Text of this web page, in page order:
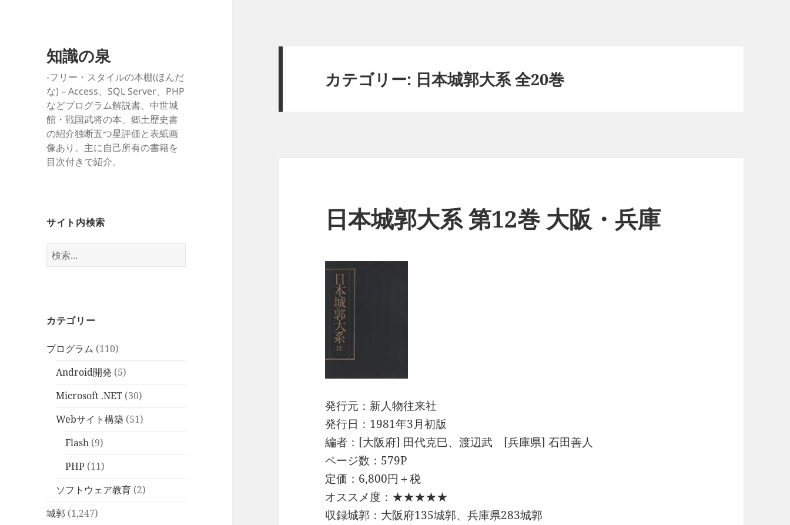
知識の泉
-フリー・スタイルの本棚(ほんだ
な) – Access、SQL Server、PHP
などプログラム解説書、中世城
館・戦国武将の本、郷土歴史書
の紹介独断五つ星評価と表紙画
像あり。主に自己所有の書籍を
目次付きで紹介。
サイト内検索
検
索:
カテゴリー
プログラム (110)
Android開発 (5)
Microsoft .NET (30)
Webサイト構築 (51)
Flash (9)
PHP (11)
ソフトウェア教育 (2)
城郭 (1,247)
カテゴリー: 日本城郭大系 全20巻
日本城郭大系 第12巻 大阪・兵庫
発行元：新人物往来社
発行日：1981年3月初版
編者：[大阪府] 田代克巳、渡辺武 [兵庫県] 石田善人
ページ数：579P
定価：6,800円＋税
オススメ度：★★★★★
収録城郭：大阪府135城郭、兵庫県283城郭